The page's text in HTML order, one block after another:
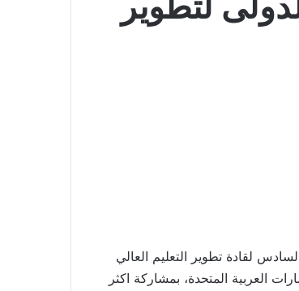
لقادة تطوير التعليم العالي
العربية المتحدة، بمشاركة اكثر